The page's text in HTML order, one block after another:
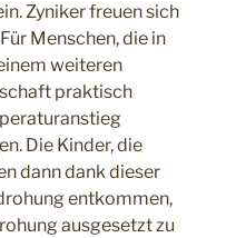
Zyniker freuen sich
Menschen, die in
weiteren
praktisch
Die Kinder, die
dann dank dieser
entkommen,
ausgesetzt zu